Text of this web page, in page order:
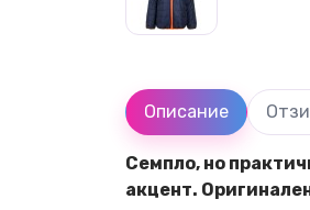
Описание
Семпло, но
акцент.